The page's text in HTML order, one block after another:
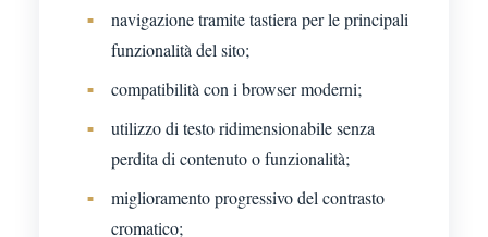
navigazione tramite tastiera per le principali
funzionalità del sito;
compatibilità con i browser moderni;
utilizzo di testo ridimensionabile senza
perdita di contenuto o funzionalità;
miglioramento progressivo del contrasto
cromatico;